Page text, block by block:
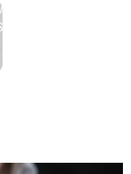
BESPARELSER PÅ
2018